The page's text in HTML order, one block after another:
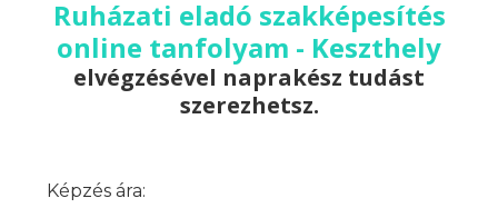
Ruházati eladó szakképesítés
online tanfolyam - Keszthely
elvégzésével naprakész tudást
szerezhetsz.
Képzés ára: